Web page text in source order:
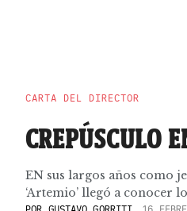
CARTA DEL DIRECTOR
CREPÚSCULO
EN sus largos años como
‘Artemio’ llegó a conocer